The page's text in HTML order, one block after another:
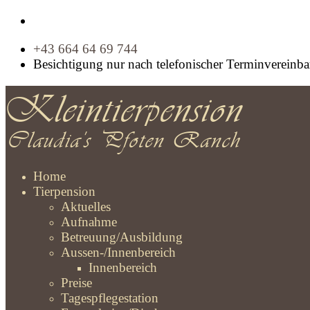
+43 664 64 69 744
Besichtigung nur nach telefonischer
Home
Tierpension
Aktuelles
Aufnahme
Betreuung/Ausbildung
Aussen-/Innenbereich
Innenbereich
Preise
Tagespflegestation